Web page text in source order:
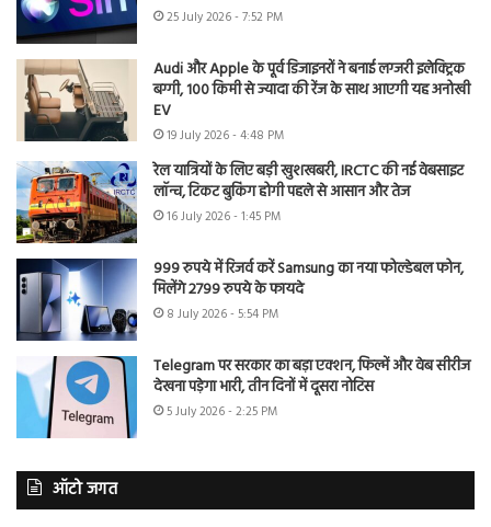
25 July 2026 - 7:52 PM
Audi और Apple के पूर्व डिजाइनरों ने बनाई लग्जरी इलेक्ट्रिक
बग्गी, 100 किमी से ज्यादा की रेंज के साथ आएगी यह अनोखी
EV
19 July 2026 - 4:48 PM
रेल यात्रियों के लिए बड़ी खुशखबरी, IRCTC की नई वेबसाइट
लॉन्च, टिकट बुकिंग होगी पहले से आसान और तेज
16 July 2026 - 1:45 PM
999 रुपये में रिजर्व करें Samsung का नया फोल्डेबल फोन,
मिलेंगे 2799 रुपये के फायदे
8 July 2026 - 5:54 PM
Telegram पर सरकार का बड़ा एक्शन, फिल्में और वेब सीरीज
देखना पड़ेगा भारी, तीन दिनों में दूसरा नोटिस
5 July 2026 - 2:25 PM
ऑटो जगत